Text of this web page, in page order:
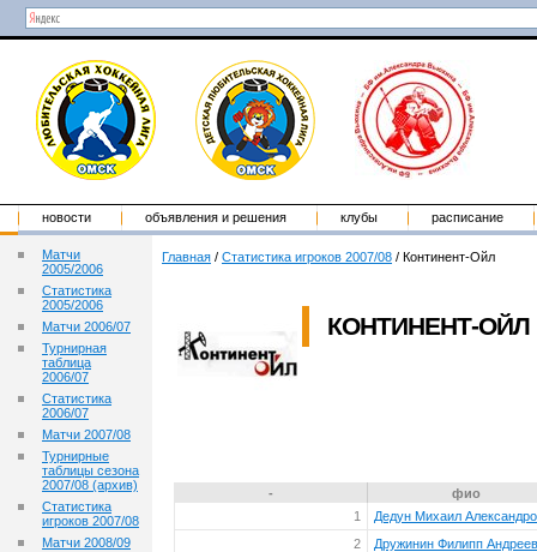
новости объявления и решения клубы расписание
Матчи
2005/2006
Статистика
2005/2006
Матчи 2006/07
Турнирная
таблица
2006/07
Статистика
2006/07
Матчи 2007/08
Турнирные
таблицы сезона
2007/08 (архив)
Статистика
игроков 2007/08
Матчи 2008/09
Главная / Статистика игроков 2007/08 / Континент-Ойл
КОНТИНЕНТ-ОЙЛ
-
фио
1
Дедун Михаил
2
Дружинин Филипп